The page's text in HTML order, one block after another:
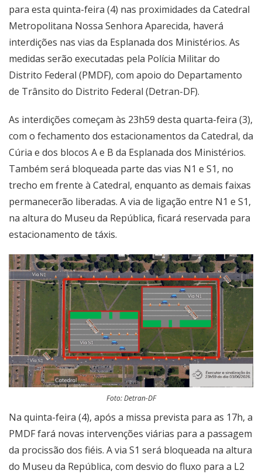
para esta quinta-feira (4) nas proximidades da Catedral
Metropolitana Nossa Senhora Aparecida, haverá
interdições nas vias da Esplanada dos Ministérios. As
medidas serão executadas pela Polícia Militar do
Distrito Federal (PMDF), com apoio do Departamento
de Trânsito do Distrito Federal (Detran-DF).
As interdições começam às 23h59 desta quarta-feira (3),
com o fechamento dos estacionamentos da Catedral, da
Cúria e dos blocos A e B da Esplanada dos Ministérios.
Também será bloqueada parte das vias N1 e S1, no
trecho em frente à Catedral, enquanto as demais faixas
permanecerão liberadas. A via de ligação entre N1 e S1,
na altura do Museu da República, ficará reservada para
estacionamento de táxis.
Foto: Detran-DF
Na quinta-feira (4), após a missa prevista para as 17h, a
PMDF fará novas intervenções viárias para a passagem
da procissão dos fiéis. A via S1 será bloqueada na altura
do Museu da República, com desvio do fluxo para a L2